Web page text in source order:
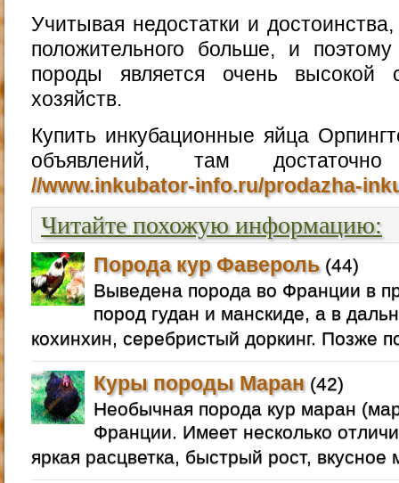
Учитывая недостатки и
положительного больше, и
породы является очень высокой
хозяйств.
Купить инкубационные яйца
объявлений, там
//www.inkubator-info.ru/prodazha-
Читайте похожую информацию:
Порода кур Фавероль(44)
Выведена порода во Франции в
пород гудан и манскиде, а в
кохинхин, серебристый доркинг. Позже
Куры породы Маран(42)
Необычная порода кур маран
Франции. Имеет несколько
яркая расцветка, быстрый рост,